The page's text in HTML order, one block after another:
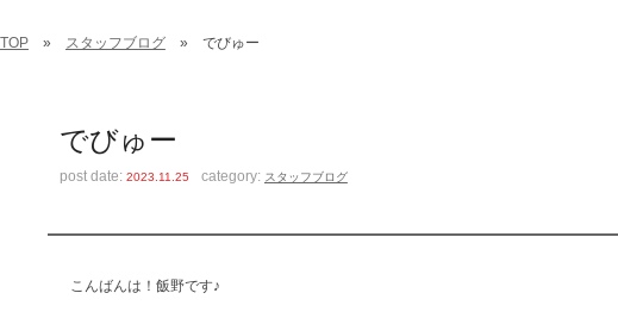
TOP スタッフブログ でびゅー
でびゅー
post date:2023.11.25 category: スタッフブログ
こんばんは！飯野です♪